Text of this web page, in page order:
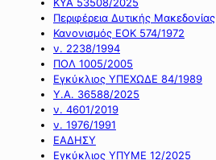
Περιφέρεια Δυτικής Μακεδονίας
Κανονισμός ΕΟΚ 574/1972
ν. 2238/1994
ΠΟΛ 1005/2005
Εγκύκλιος ΥΠΕΧΩΔΕ 84/1989
Υ.Α. 36588/2025
ν. 4601/2019
ν. 1976/1991
ΕΑΔΗΣΥ
Εγκύκλιος ΥΠΥΜΕ 12/2025